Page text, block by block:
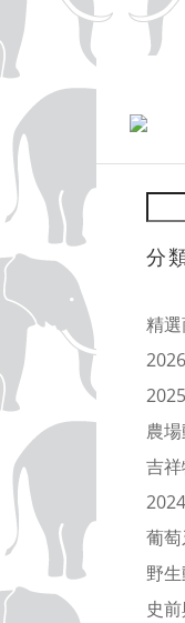
分
精
農
吉
葡
野
史